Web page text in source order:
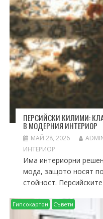
ПЕРСИЙСКИ КИЛИМИ:
В МОДЕРНИЯ ИНТЕРИОР
МАЙ 28, 2026
ИНТЕРИОР
Има интериорни
мода, защото носят
стойност.
Гипсокартон Съвети